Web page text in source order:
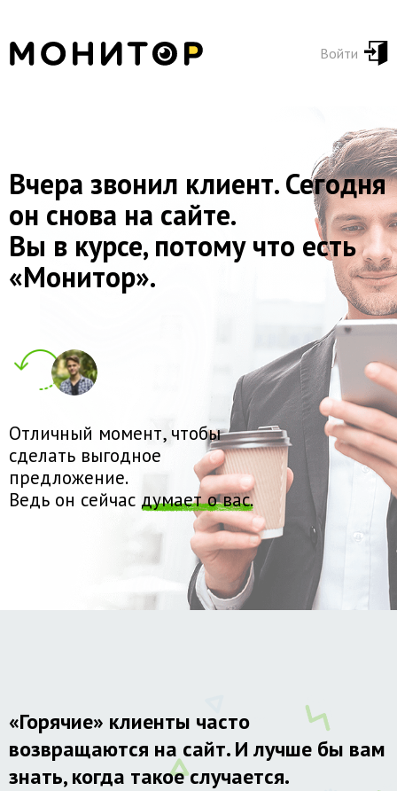
Войти
Вчера звонил клиент. Сегодня
он снова на сайте.
Вы в курсе, потому что есть
«Монитор».
Отличный момент, чтобы
сделать выгодное
предложение.
Ведь он сейчас думает о вас.
«Горячие» клиенты часто
возвращаются на сайт. И лучше бы вам
знать, когда такое случается.